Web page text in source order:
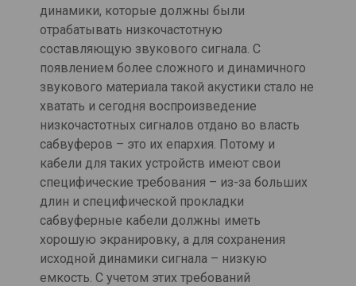
динамики, которые должны были
отрабатывать низкочастотную
составляющую звукового сигнала. С
появлением более сложного и динамичного
звукового материала такой акустики стало не
хватать и сегодня воспроизведение
низкочастотных сигналов отдано во власть
сабвуферов – это их епархия. Потому и
кабели для таких устройств имеют свои
специфические требования – из-за больших
длин и специфической прокладки
сабвуферные кабели должны иметь
хорошую экранировку, а для сохранения
исходной динамики сигнала – низкую
емкость. С учетом этих требований